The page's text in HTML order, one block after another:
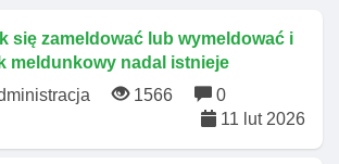
się zameldować lub wymeldować i
meldunkowy nadal istnieje
1566
0
11 lut 2026